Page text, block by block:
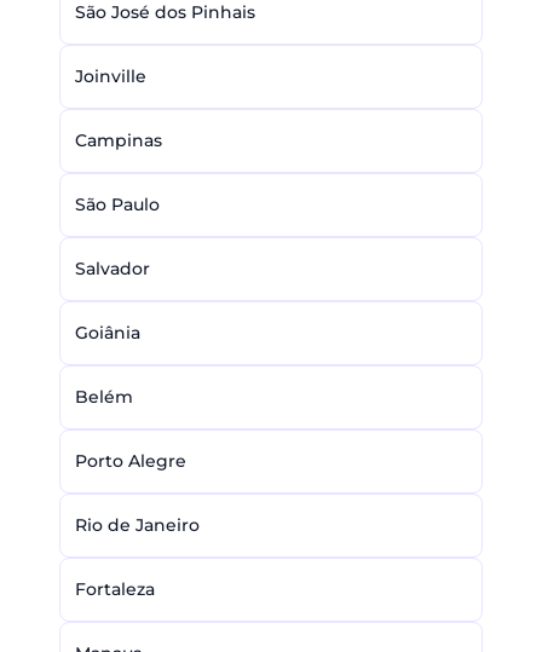
São José dos Pinhais
Joinville
Campinas
São Paulo
Salvador
Goiânia
Belém
Porto Alegre
Rio de Janeiro
Fortaleza